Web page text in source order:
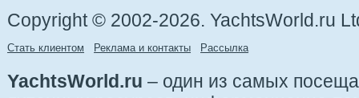
Copyright © 2002-2026. YachtsWorld.ru
Стать клиентом Реклама и контакты Рассылка
YachtsWorld.ru – один из самых